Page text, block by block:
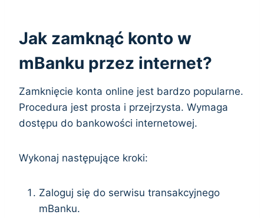
Jak zamknąć konto w
mBanku przez internet?
Zamknięcie konta online jest bardzo popularne.
Procedura jest prosta i przejrzysta. Wymaga
dostępu do bankowości internetowej.
Wykonaj następujące kroki:
Zaloguj się do serwisu transakcyjnego
mBanku.